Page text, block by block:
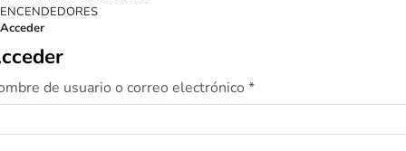
ENCENDEDORES
Acceder
de usuario o correo electrónico *